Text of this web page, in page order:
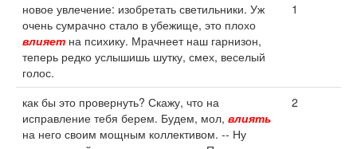
новое увлечение: изобретать светильники. Уж
очень сумрачно стало в убежище, это плохо
влияет на психику. Мрачнеет наш гарнизон,
теперь редко услышишь шутку, смех, веселый
голос.
1
как бы это провернуть? Скажу, что на
исправление тебя берем. Будем, мол, влиять
на него своим мощным коллективом. -- Ну
2